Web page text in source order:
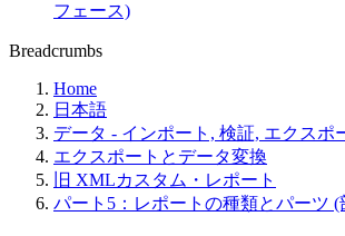
フェース)
Breadcrumbs
Home
日本語
データ - インポート, 検証, エクスポ
エクスポートとデータ変換
旧 XMLカスタム・レポート
パート5：レポートの種類とパーツ (